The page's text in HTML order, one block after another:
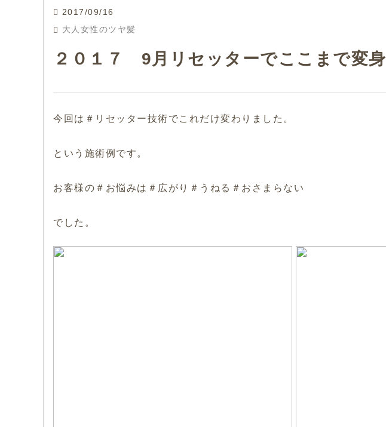
2017/09/16
大人女性のツヤ髪
２０１７ 9月リセッターでここまで変身
今回は＃リセッター技術でこれだけ変わりました。
という施術例です。
お客様の＃お悩みは＃広がり＃うねる＃おさまらない
でした。